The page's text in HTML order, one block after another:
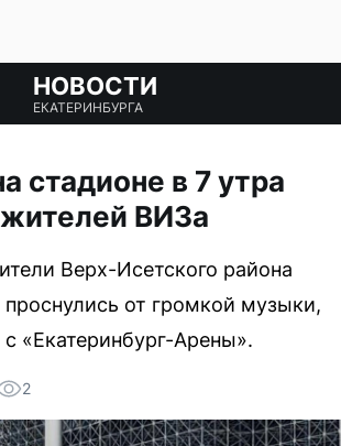
НОВОСТИ
ЕКАТЕРИНБУРГА
стадионе в 7 утра
ВИЗа
Верх-Исетского района
проснулись от громкой музыки,
«Екатеринбург-Арены».
2